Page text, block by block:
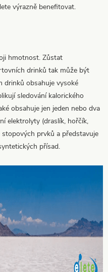
výrazně benefitovat.
hmotnost. Zůstat
drinků tak může být
drinků obsahuje vysoké
sledování kalorického
obsahuje jen jeden nebo dva
elektrolyty (draslík, hořčík,
prvků a představuje
přísad.